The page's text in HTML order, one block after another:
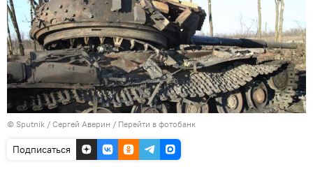
© Sputnik / Сергей Аверин / Перейти в фотобанк
Подписаться